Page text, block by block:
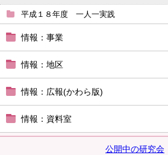
平成１８年度 一人一実践
情報：事業
情報：地区
情報：広報(かわら版)
情報：資料室
公開中の研究会